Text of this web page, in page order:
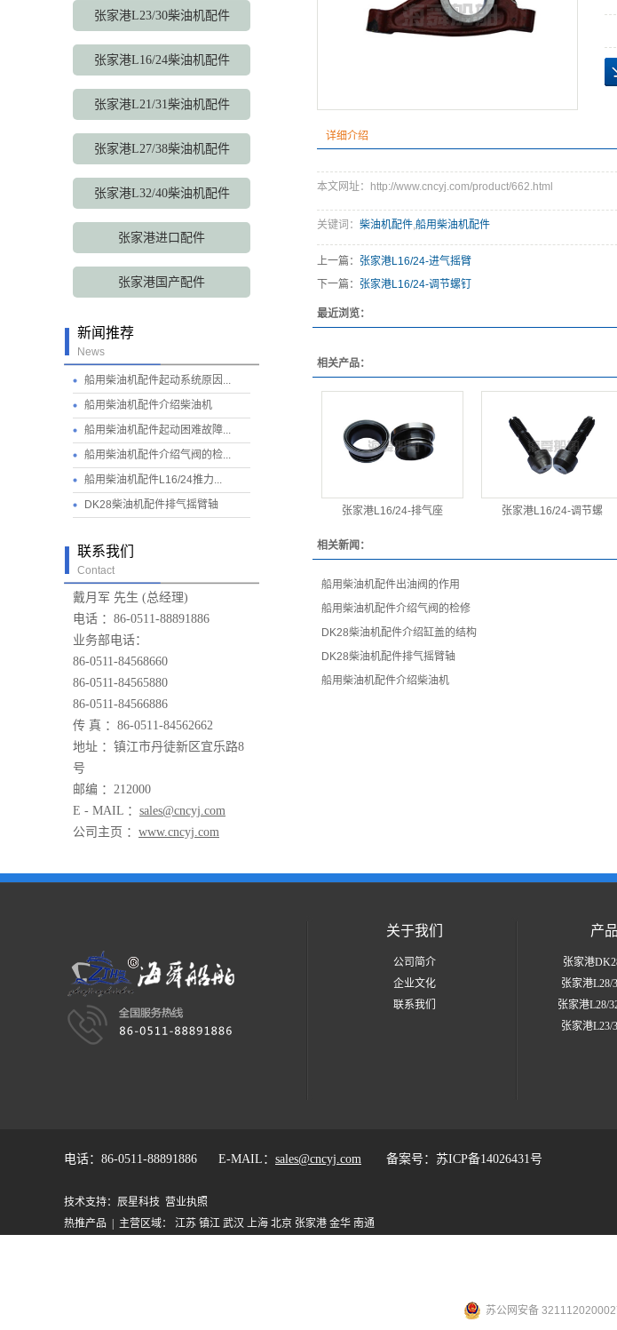
张家港L23/30柴油机配件
张家港L16/24柴油机配件
张家港L21/31柴油机配件
张家港L27/38柴油机配件
张家港L32/40柴油机配件
张家港进口配件
张家港国产配件
新闻推荐
News
船用柴油机配件起动系统原因...
船用柴油机配件介绍柴油机
船用柴油机配件起动困难故障...
船用柴油机配件介绍气阀的检...
船用柴油机配件L16/24推力...
DK28柴油机配件排气摇臂轴
联系我们
Contact
戴月军 先生 (总经理)
电话 ：86-0511-88891886
业务部电话：
86-0511-84568660
86-0511-84565880
86-0511-84566886
传 真 ：86-0511-84562662
地址 ：镇江市丹徒新区宜乐路8
号
邮编 ：212000
E - MAIL ： sales@cncyj.com
公司主页 ： www.cncyj.com
详细介绍
本文网址：http://www.cncyj.com/product/662.html
关键词： 柴油机配件,船用柴油机配件
上一篇： 张家港L16/24-进气摇臂
下一篇： 张家港L16/24-调节螺钉
最近浏览：
相关产品：
张家港L16/24-排气座 张家港L16/24-调节螺
相关新闻：
船用柴油机配件出油阀的作用
船用柴油机配件介绍气阀的检修
DK28柴油机配件介绍缸盖的结构
DK28柴油机配件排气摇臂轴
船用柴油机配件介绍柴油机
关于我们
公司简介
企业文化
联系我们
产
张家港
张家港L28/
张家港L28/
张家港L23/
电话：86-0511-88891886 E-MAIL： sales@cncyj.com 备案号： 苏ICP备14026431号
技术支持： 辰星科技 营业执照
热推产品 | 主营区域： 江苏 镇江 武汉 上海 北京 张家港 金华 南通
苏公网安备